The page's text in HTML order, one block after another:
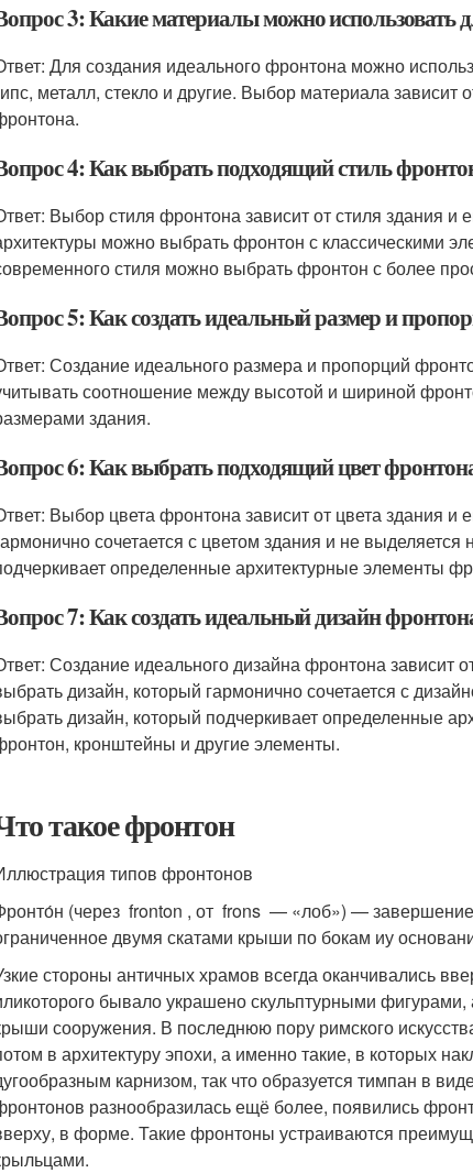
3: Какие материалы можно использовать
Для создания идеального фронтона можно
металл, стекло и другие. Выбор материала зависит
4: Как выбрать подходящий стиль
Выбор стиля фронтона зависит от стиля здания и
можно выбрать фронтон с классическими
стиля можно выбрать фронтон с более
5: Как создать идеальный размер и
Создание идеального размера и пропорций
соотношение между высотой и шириной
здания.
6: Как выбрать подходящий цвет
Выбор цвета фронтона зависит от цвета здания и
сочетается с цветом здания и не
определенные архитектурные элементы
7: Как создать идеальный дизайн
Создание идеального дизайна фронтона зависит
дизайн, который гармонично сочетается с
дизайн, который подчеркивает определенные
кронштейны и другие элементы.
такое фронтон
типов фронтонов
(через fronton , от frons — «лоб») —
двумя скатами крыши по бокам иу
стороны античных храмов всегда оканчивались
бывало украшено скульптурными
сооружения. В последнюю пору римского
в архитектуру эпохи, а именно такие, в которых
карнизом, так что образуется тимпан в
разнообразилась ещё более, появились
в форме. Такие фронтоны устраиваются